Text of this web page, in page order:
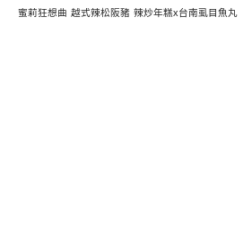
蜜莉狂想曲 越式辣松阪豬 辣炒年糕x台南虱目魚丸